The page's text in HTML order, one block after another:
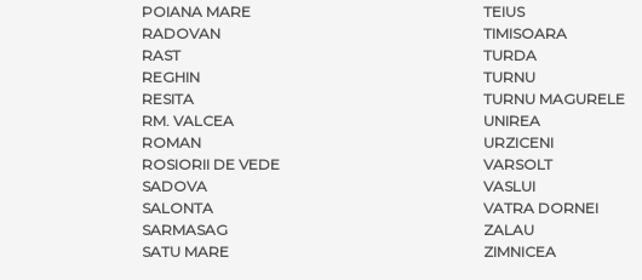
POIANA MARE
RADOVAN
RAST
REGHIN
RESITA
RM. VALCEA
ROMAN
ROSIORII DE VEDE
SADOVA
SALONTA
SARMASAG
SATU MARE
TEIUS
TIMISOARA
TURDA
TURNU
TURNU MAGURELE
UNIREA
URZICENI
VARSOLT
VASLUI
VATRA DORNEI
ZALAU
ZIMNICEA